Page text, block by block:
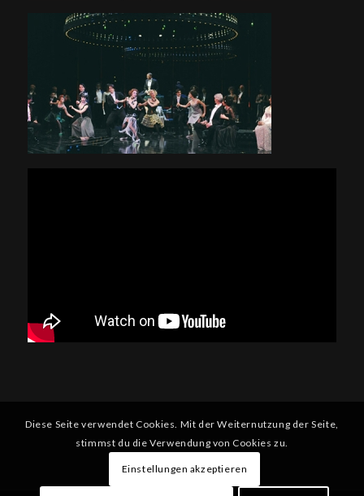
Diese Seite verwendet Cookies. Mit der Weiternutzung der Seite,
stimmst du die Verwendung von Cookies zu.
Einstellungen akzeptieren